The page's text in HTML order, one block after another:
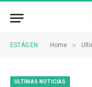
ESTÁS EN: Home »
ULTIMAS NOTICIAS